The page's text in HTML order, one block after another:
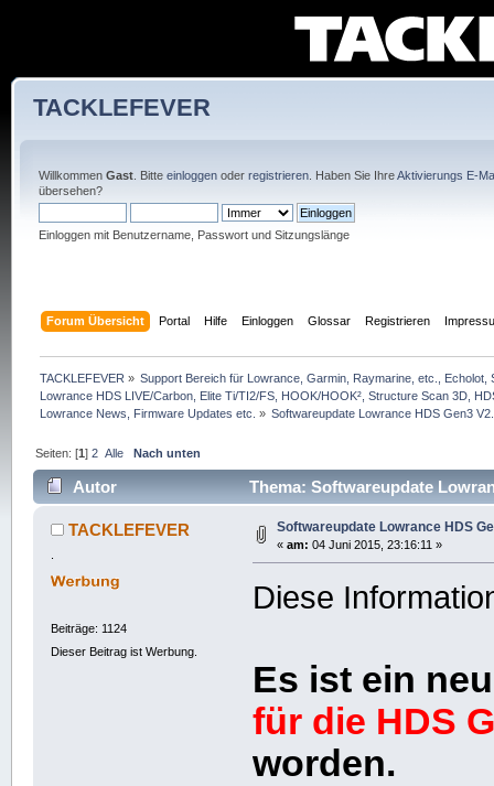
TACKLEFEVER
Willkommen Gast. Bitte einloggenoder registrieren. Haben Sie IhreAktivierungs E-
übersehen?
Einloggen mit Benutzername, Passwort und Sitzungslänge
Forum Übersicht Portal Hilfe Einloggen Glossar Registrieren
TACKLEFEVER » Support Bereich für Lowrance, Garmin, Raymarine, etc.,
Lowrance HDS LIVE/Carbon, Elite Ti/TI2/FS, HOOK/HOOK², Structure Scan 3D,
Lowrance News, Firmware Updates etc. » Softwareupdate Lowrance HDS Gen3
Seiten: [1]2 Alle Nach unten
Autor Thema: Softwareupdate
TACKLEFEVER
Beiträge: 1124
Dieser Beitrag ist Werbung.
Softwareupdate Lowrance HDS
« am: 04 Juni 2015, 23:16:11 »
Diese
Es ist ein
für die HDS
worden.